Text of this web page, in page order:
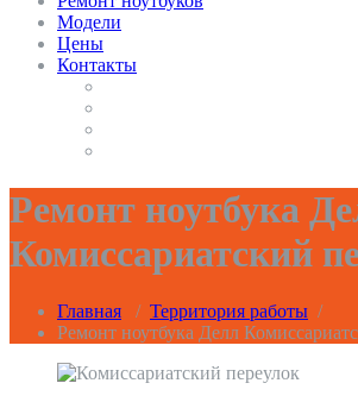
Модели
Цены
Контакты
Ремонт ноутбука
Комиссариатский
Главная / Территория работы /
Ремонт ноутбука Делл